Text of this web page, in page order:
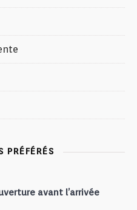
PRÉFÉRÉS
avant l’arrivée